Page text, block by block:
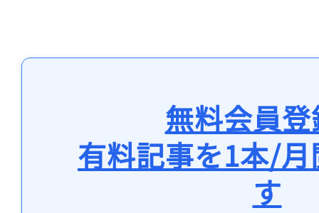
無料会員
有料記事を1本/
す